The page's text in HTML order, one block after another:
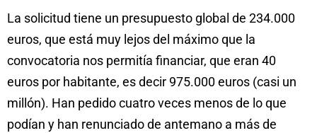
La solicitud tiene un presupuesto global de 234.000
euros, que está muy lejos del máximo que la
convocatoria nos permitía financiar, que eran 40
euros por habitante, es decir 975.000 euros (casi un
millón). Han pedido cuatro veces menos de lo que
podían y han renunciado de antemano a más de